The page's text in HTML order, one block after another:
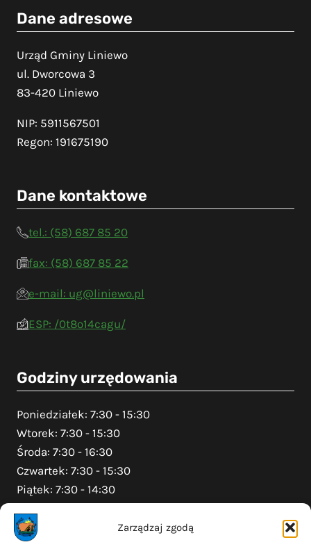
Zarządzaj zgodą
Dane adresowe
Urząd Gminy Liniewo
ul. Dworcowa 3
83-420 Liniewo
NIP: 5911567501
Regon: 191675190
Dane kontaktowe
tel.: (58) 687 85 20
fax: (58) 687 85 22
e-mail: ug@liniewo.pl
ESP: /0t8o14cagu/
Godziny urzędowania
Poniedziałek: 7:30 - 15:30
Wtorek: 7:30 - 15:30
Środa: 7:30 - 16:30
Czwartek: 7:30 - 15:30
Piątek: 7:30 - 14:30
Na skróty